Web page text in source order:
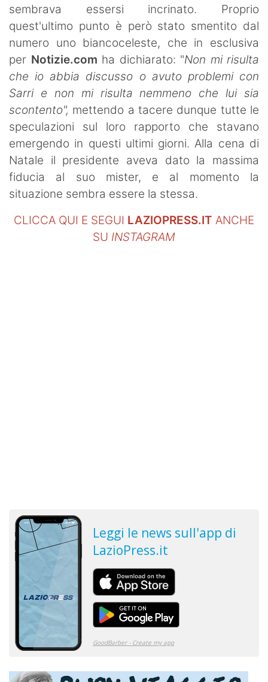
sembrava essersi incrinato. Proprio
quest'ultimo punto è però stato smentito dal
numero uno biancoceleste, che in esclusiva
per Notizie.com ha dichiarato: "Non mi risulta
che io abbia discusso o avuto problemi con
Sarri e non mi risulta nemmeno che lui sia
scontento", mettendo a tacere dunque tutte le
speculazioni sul loro rapporto che stavano
emergendo in questi ultimi giorni. Alla cena di
Natale il presidente aveva dato la massima
fiducia al suo mister, e al momento la
situazione sembra essere la stessa.
CLICCA QUI E SEGUI LAZIOPRESS.IT ANCHE
SU INSTAGRAM